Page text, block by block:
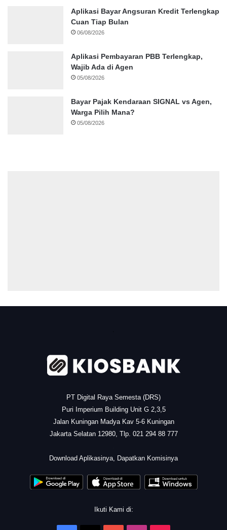
Aplikasi Bayar Angsuran Kredit Terlengkap
Cuan Tiap Bulan
06/08/2026
Aplikasi Pembayaran PBB Terlengkap,
Wajib Ada di Agen
05/08/2026
Bayar Pajak Kendaraan SIGNAL vs Agen,
Warga Pilih Mana?
05/08/2026
PT Digital Raya Semesta (DRS)
Puri Imperium Building Unit G 2,3,5
Jalan Kuningan Madya Kav 5-6 Kuningan
Jakarta Selatan 12980, Tlp. 021 294 88 777
Download Aplikasinya, Dapatkan Komisinya
Ikuti Kami di: